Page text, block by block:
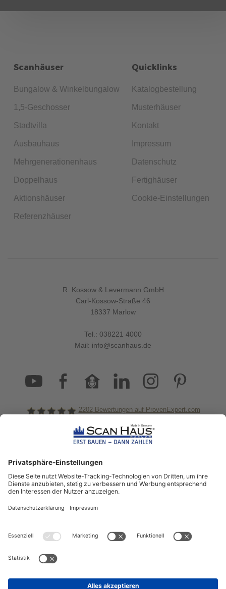
Scanhäuser
Bungalow & Winkelbungalow
1,5-Geschosser
Stadtvilla
Ausbauhaus
Mehrgenerationenhaus
Doppelhaus
Aktionshäuser
Referenzhäuser
Quicklinks
Katalogbestellung
Musterhäuser
Kontakt
Impressum
Datenschutz
Fertighäuser
Cookie-Einstellungen
R. Kossow & Levermann GmbH
Carl-Kossow-Straße 46
18337 Marlow
Tel.: 038221 4000
Mail: info@scanhaus.de
ScanHaus Marlow
2202 Bewertungen auf ProvenExpert.com
informiert!
Aktuelle News rund um ScanHaus &
das Thema Hausbau
Sofort informiert über neue Artikel
ZUM NEWSLETTER ANMELDEN